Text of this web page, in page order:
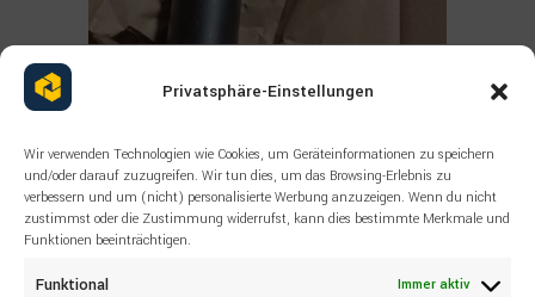
Privatsphäre-Einstellungen
Wir verwenden Technologien wie Cookies, um Geräteinformationen zu speichern
und/oder darauf zuzugreifen. Wir tun dies, um das Browsing-Erlebnis zu
verbessern und um (nicht) personalisierte Werbung anzuzeigen. Wenn du nicht
zustimmst oder die Zustimmung widerrufst, kann dies bestimmte Merkmale und
Funktionen beeinträchtigen.
Funktional Immer aktiv
ALLE PRODUKTE,KOMATSU